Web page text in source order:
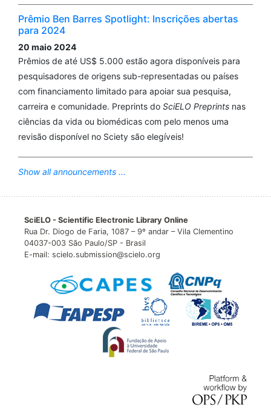
Prêmio Ben Barres Spotlight: Inscrições abertas
para 2024
20 maio 2024
Prêmios de até US$ 5.000 estão agora disponíveis para
pesquisadores de origens sub-representadas ou países
com financiamento limitado para apoiar sua pesquisa,
carreira e comunidade. Preprints do SciELO Preprints nas
ciências da vida ou biomédicas com pelo menos uma
revisão disponível no Sciety são elegíveis!
Show all announcements ...
SciELO - Scientific Electronic Library Online
Rua Dr. Diogo de Faria, 1087 – 9º andar – Vila Clementino
04037-003 São Paulo/SP - Brasil
E-mail: scielo.submission@scielo.org